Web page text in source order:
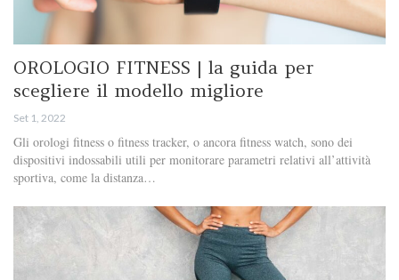
OROLOGIO FITNESS | la guida per
scegliere il modello migliore
Set 1, 2022
Gli orologi fitness o fitness tracker, o ancora fitness watch, sono dei
dispositivi indossabili utili per monitorare parametri relativi all’attività
sportiva, come la distanza…